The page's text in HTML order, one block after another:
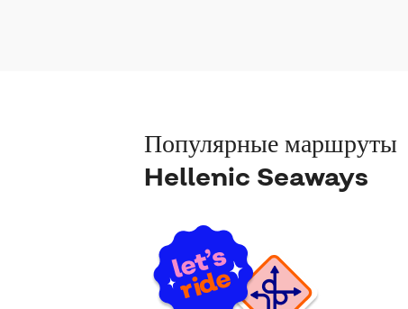
Популярные маршруты
Hellenic Seaways